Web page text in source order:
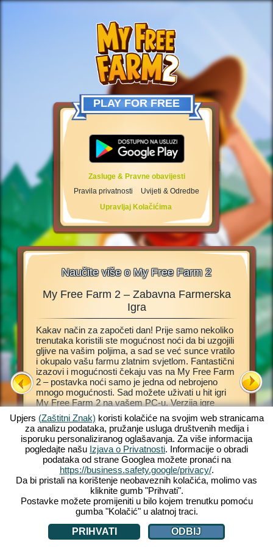
PLAY FOR FREE
Zasluge & Pravne obavijesti
Pravila privatnosti
Uvijeti & Odredbe
Upravljaj Kolačićima
Naučite više o My Free Farm 2
2. Ova
i
My Free Farm 2 – Zabavna Farmerska
Igra
Kakav način za započeti dan! Prije samo nekoliko
trenutaka koristili ste mogućnost noći da bi uzgojili
gljive na vašim poljima, a sad se već sunce vratilo
i okupalo vašu farmu zlatnim svjetlom. Fantastični
izazovi i mogućnosti čekaju vas na My Free Farm
2 – postavka noći samo je jedna od nebrojeno
mnogo mogućnosti. Sad možete uživati u hit igri
My Free Farm 2 na vašem PC-u. Verzija igre
Internet preglednika omogućit će vam jednako
fantastičnu farmersku zabavu koju već poznajete i
volite. Držite životinje, obrađujte polja, sakupljajte
plodove i proizvodite ukusna dobra za vaše kupce.
Registrirajte se besplatno odmah i započnite!
Ova
povrće
kupce.
farmu u
Upjers (Zaštitni Znak) koristi kolačiće na svojim web stranicama
za analizu podataka, pružanje usluga društvenih medija i
isporuku personaliziranog oglašavanja. Za više informacija
pogledajte našu Izjava o Privatnosti. Informacije o obradi
podataka od strane Googlea možete pronaći na
https://business.safety.google/privacy/.
Da bi pristali na korištenje neobaveznih kolačića, molimo vas
kliknite gumb "Prihvati".
Postavke možete promijeniti u bilo kojem trenutku pomoću
gumba "Kolačić" u alatnoj traci.
PRIHVATI
ODBIJ